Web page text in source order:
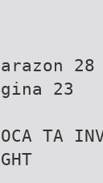
28
23
TA